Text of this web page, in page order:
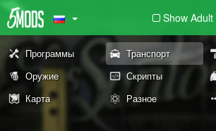
Show Adult
Программы Транспорт
Оружие
Скрипты
Карта
Разное